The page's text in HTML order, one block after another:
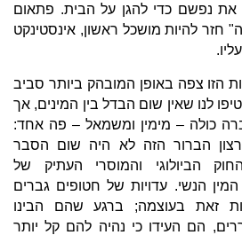
את נפשם כדי להגן על הבית. פתאום
חזר להיות מושכל ראשון, אינסטינקט
הזו צפה באופן המובהק ביותר סביב
לנו שאין שום הבדל בין המינים, אך
כולה – מימין ומשמאל – פה אחד:
הברור הזה לא היה שום הסבר
הביולוגי והמוסרי העתיק של
הנשי. עדויות של חטופים גברים
זאת בעוצמה; ברגע שהם הבינו
הם העידו כי נהיה להם קל יותר